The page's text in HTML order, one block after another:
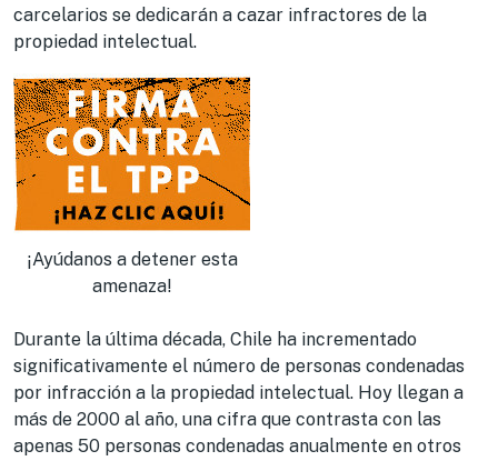
carcelarios se dedicarán a cazar infractores de la
propiedad intelectual.
¡Ayúdanos a detener esta
amenaza!
Durante la última década, Chile ha incrementado
significativamente el número de personas condenadas
por infracción a la propiedad intelectual. Hoy llegan a
más de 2000 al año, una cifra que contrasta con las
apenas 50 personas condenadas anualmente en otros